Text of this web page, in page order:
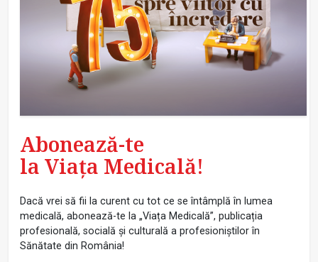
Abonează-te
la Viața Medicală!
Dacă vrei să fii la curent cu tot ce se întâmplă în lumea
medicală, abonează-te la „Viața Medicală”, publicația
profesională, socială și culturală a profesioniștilor în
Sănătate din România!